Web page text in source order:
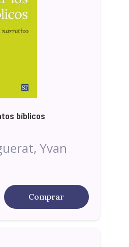
bíblicos
Yvan
Comprar